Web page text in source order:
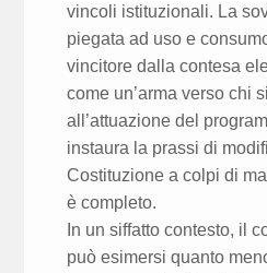
vincoli istituzionali. La
piegata ad uso e
vincitore dalla contesa
come un’arma verso chi
all’attuazione del
instaura la prassi di
Costituzione a colpi di
è completo.
In un siffatto contesto, il
può esimersi quanto